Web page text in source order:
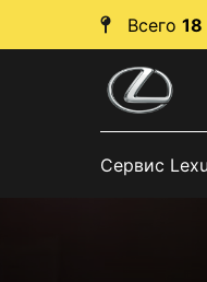
Всего 18
Сервис